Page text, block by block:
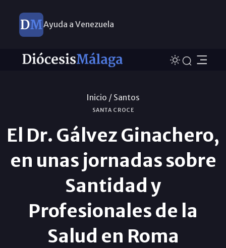
Ayuda a Venezuela
Inicio / Santos
SANTA CROCE
El Dr. Gálvez Ginachero,
en unas jornadas sobre
Santidad y
Profesionales de la
Salud en Roma